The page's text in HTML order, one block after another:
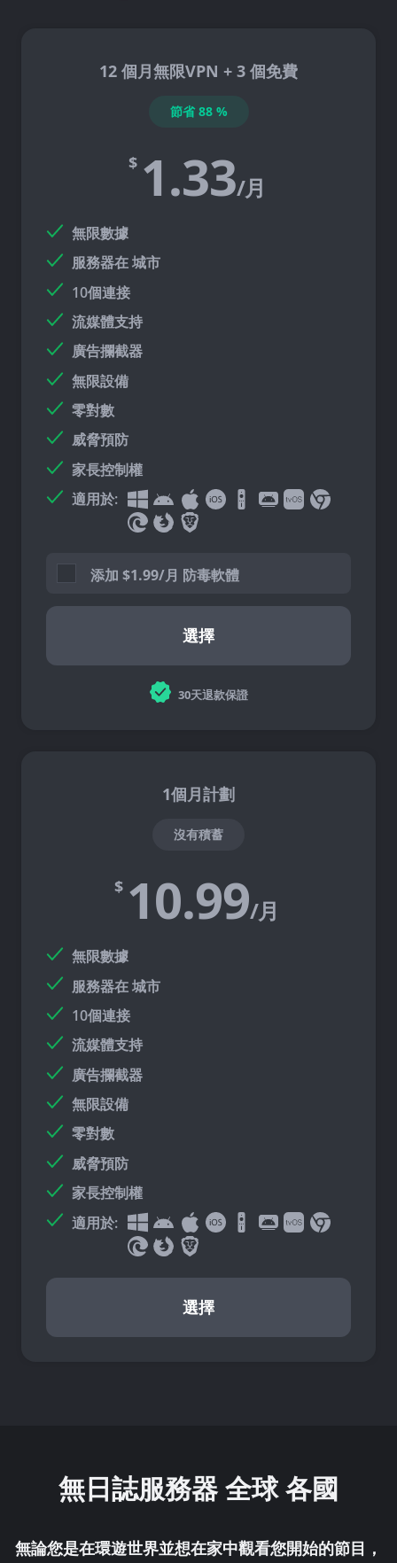
12 個月無限VPN + 3 個免費
節省88 %
$ 1.33/月
無限數據
服務器在城市
10個連接
流媒體支持
廣告攔截器
無限設備
零對數
威脅預防
家長控制權
適用於:
添加 $1.99/月 防毒軟體
選擇
30天退款保證
1個月計劃
沒有積蓄
$ 10.99/月
無限數據
服務器在城市
10個連接
流媒體支持
廣告攔截器
無限設備
零對數
威脅預防
家長控制權
適用於:
選擇
無日誌服務器全球 各國
無論您是在環遊世界並想在家中觀看您開始的節目，